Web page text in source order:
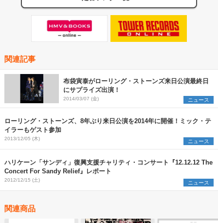
関連記事
布袋寅泰がローリング・ストーンズ来日公演最終日
にサプライズ出演！
2014/03/07 (金) ニュース
ローリング・ストーンズ、8年ぶり来日公演を2014年に開催！ミック・テ
イラーもゲスト参加
2013/12/05 (木) ニュース
ハリケーン「サンディ」復興支援チャリティ・コンサート『12.12.12 The
Concert For Sandy Relief』レポート
2012/12/15 (土) ニュース
関連商品